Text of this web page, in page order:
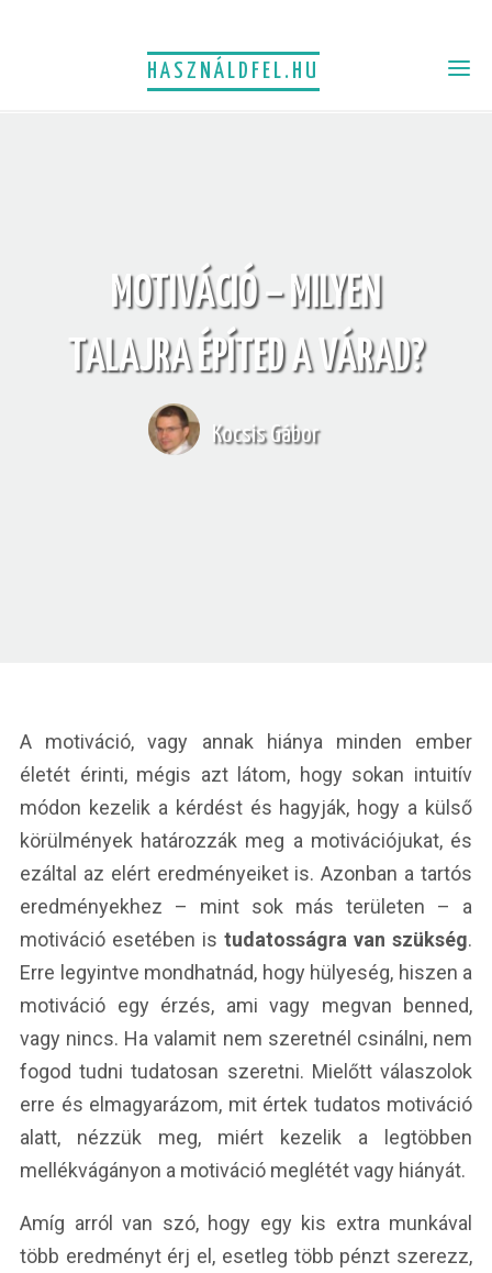
HASZNÁLDFEL.HU
MOTIVÁCIÓ – MILYEN
TALAJRA ÉPÍTED A VÁRAD?
Kocsis Gábor
A motiváció, vagy annak hiánya minden ember
életét érinti, mégis azt látom, hogy sokan intuitív
módon kezelik a kérdést és hagyják, hogy a külső
körülmények határozzák meg a motivációjukat, és
ezáltal az elért eredményeiket is. Azonban a tartós
eredményekhez – mint sok más területen – a
motiváció esetében is tudatosságra van szükség.
Erre legyintve mondhatnád, hogy hülyeség, hiszen a
motiváció egy érzés, ami vagy megvan benned,
vagy nincs. Ha valamit nem szeretnél csinálni, nem
fogod tudni tudatosan szeretni. Mielőtt válaszolok
erre és elmagyarázom, mit értek tudatos motiváció
alatt, nézzük meg, miért kezelik a legtöbben
mellékvágányon a motiváció meglétét vagy hiányát.
Amíg arról van szó, hogy egy kis extra munkával
több eredményt érj el, esetleg több pénzt szerezz,